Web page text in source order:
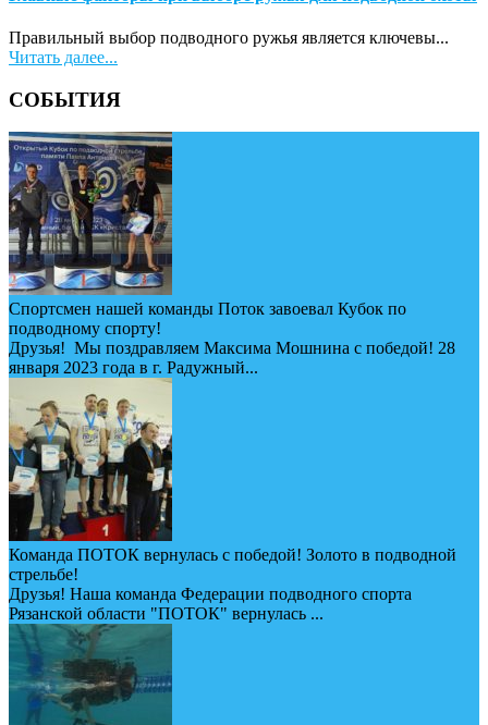
Правильный выбор подводного ружья является ключевы...
Читать далее...
СОБЫТИЯ
Спортсмен нашей команды Поток завоевал Кубок по
подводному спорту!
Друзья! Мы поздравляем Максима Мошнина с победой! 28
января 2023 года в г. Радужный...
Команда ПОТОК вернулась с победой! Золото в подводной
стрельбе!
Друзья! Наша команда Федерации подводного спорта
Рязанской области "ПОТОК" вернулась ...